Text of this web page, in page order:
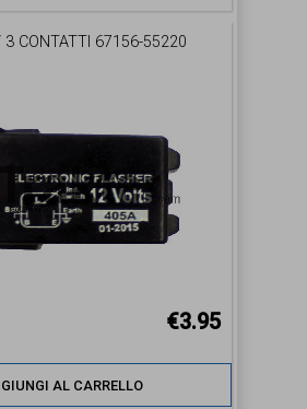
3 CONTATTI 67156-55220
€3.95
AL CARRELLO